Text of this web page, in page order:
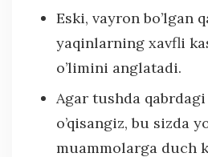
Eski, vayron bo’lgan
yaqinlarning xavfli
o’limini anglatadi.
Agar tushda
o’qisangiz, bu sizda
muammolarga duch